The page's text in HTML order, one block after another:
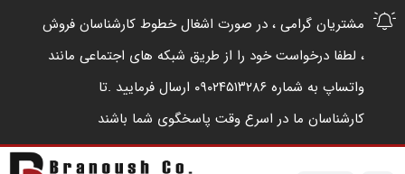
مشتریان گرامی ، در صورت اشغال خطوط کارشناسان فروش
، لطفا درخواست خود را از طریق شبکه های اجتماعی مانند
واتساپ به شماره ۰۹۰۲۴۵۱۳۲۸۶ ارسال فرمایید .‌تا
کارشناسان ما در اسرع وقت پاسخگوی شما باشند